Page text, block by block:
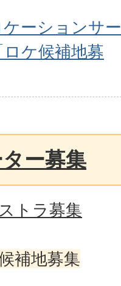
ーションサー
ロケ候補地募
ー募集
トラ募集
補地募集